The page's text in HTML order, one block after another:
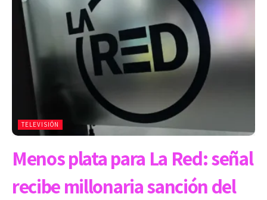
TELEVISIÓN
Menos plata para La Red: señal
recibe millonaria sanción del